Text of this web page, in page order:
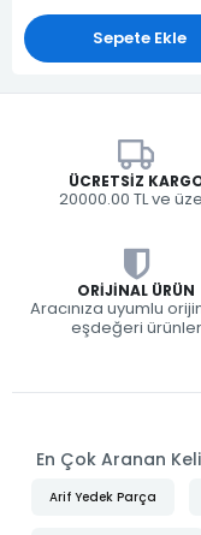
Sepete Ekle
ÜCRETSIZ
20000.00 TL ve
ORIJINAL ÜRÜN
Aracınıza uyumlu
eşdeğeri ürünler
En Çok Aranan
Arif Yedek Parça